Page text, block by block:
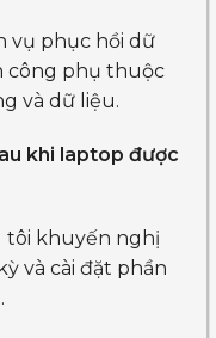
vụ phục hồi dữ
công phụ thuộc
và dữ liệu.
khi laptop được
tôi khuyến nghị
và cài đặt phần